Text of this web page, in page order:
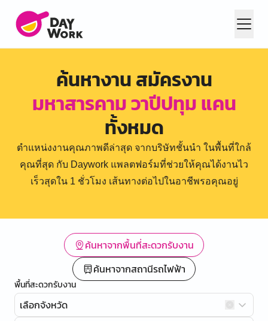
ค้นหางาน สมัครงาน
มหาสารคาม วาปีปทุม แคน
ทั้งหมด
ตำแหน่งงานคุณภาพดีล่าสุด จากบริษัทชั้นนำ ในพื้นที่ใกล้
คุณที่สุด กับ Daywork แพลตฟอร์มที่ช่วยให้คุณได้งานไว
เร็วสุดใน 1 ชั่วโมง เส้นทางต่อไปในอาชีพรอคุณอยู่
ค้นหาจากพื้นที่สะดวกรับงาน
ค้นหาจากสถานีรถไฟฟ้า
พื้นที่สะดวกรับงาน
เลือกจังหวัด